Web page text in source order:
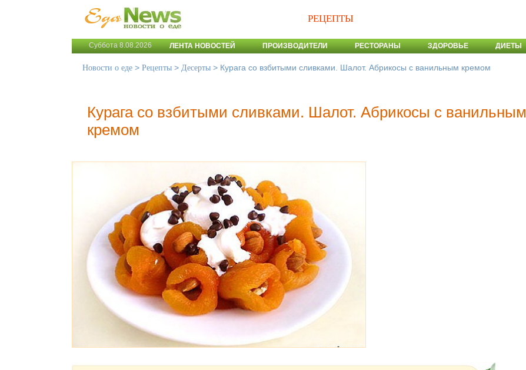
РЕЦЕПТЫ
Суббота 8.08.2026 ЛЕНТА НОВОСТЕЙ ПРОИЗВОДИТЕЛИ РЕСТОРАНЫ ЗДОРОВЬЕ ДИЕТЫ
Новости о еде > Рецепты > Десерты > Курага со взбитыми сливками. Шалот. Абрикосы с ванильным кремом
Курага со взбитыми сливками. Шалот. Абрикосы с ванильным
кремом